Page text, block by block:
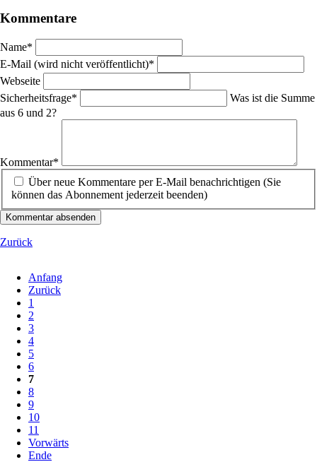
Kommentare
Pflichtfeld
Name*
Pflichtfeld
E-Mail (wird nicht veröffentlicht)*
Webseite
Pflichtfeld
Sicherheitsfrage*
Was ist die Summe
aus 6 und 2?
Kommentar*
Über neue Kommentare per E-Mail benachrichtigen (Sie
können das Abonnement jederzeit beenden)
Kommentar absenden
Zurück
Anfang
Zurück
1
2
3
4
5
6
7
8
9
10
11
Vorwärts
Ende